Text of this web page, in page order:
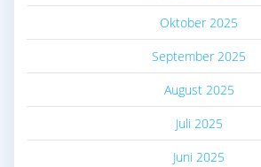
Oktober 2025
September 2025
August 2025
Juli 2025
Juni 2025